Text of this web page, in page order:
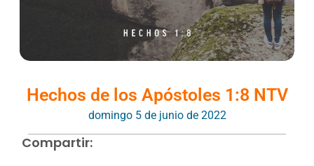
Hechos de los Apóstoles 1:8 NTV
domingo 5 de junio de 2022
Compartir: